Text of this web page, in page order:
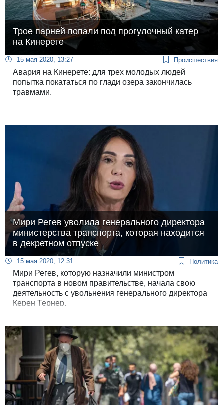
Трое парней попали под прогулочный катер
на Кинерете
15 мая 2020, 13:27 Происшествия
Авария на Кинерете: для трех молодых людей
попытка покататься по глади озера закончилась
травмами.
Мири Регев уволила генерального директора
министерства транспорта, которая находится
в декретном отпуске
15 мая 2020, 12:31 Политика
Мири Регев, которую назначили министром
транспорта в новом правительстве, начала свою
деятельность с увольнения генерального директора
Керен Тернер.